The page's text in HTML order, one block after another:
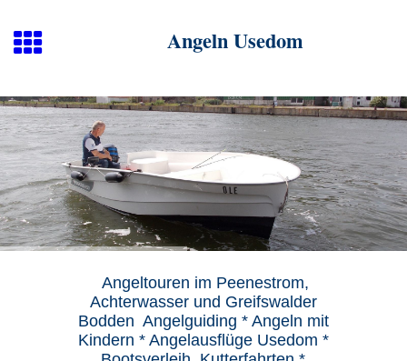
Angeln Usedom
Angeltouren im Peenestrom,
Achterwasser und Greifswalder
Bodden Angelguiding * Angeln mit
Kindern * Angelausflüge Usedom *